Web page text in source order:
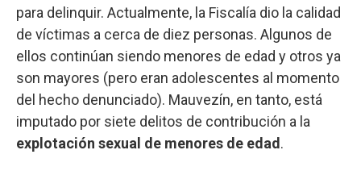
para delinquir. Actualmente, la Fiscalía dio la calidad
de víctimas a cerca de diez personas. Algunos de
ellos continúan siendo menores de edad y otros ya
son mayores (pero eran adolescentes al momento
del hecho denunciado). Mauvezín, en tanto, está
imputado por siete delitos de contribución a la
explotación sexual de menores de edad .